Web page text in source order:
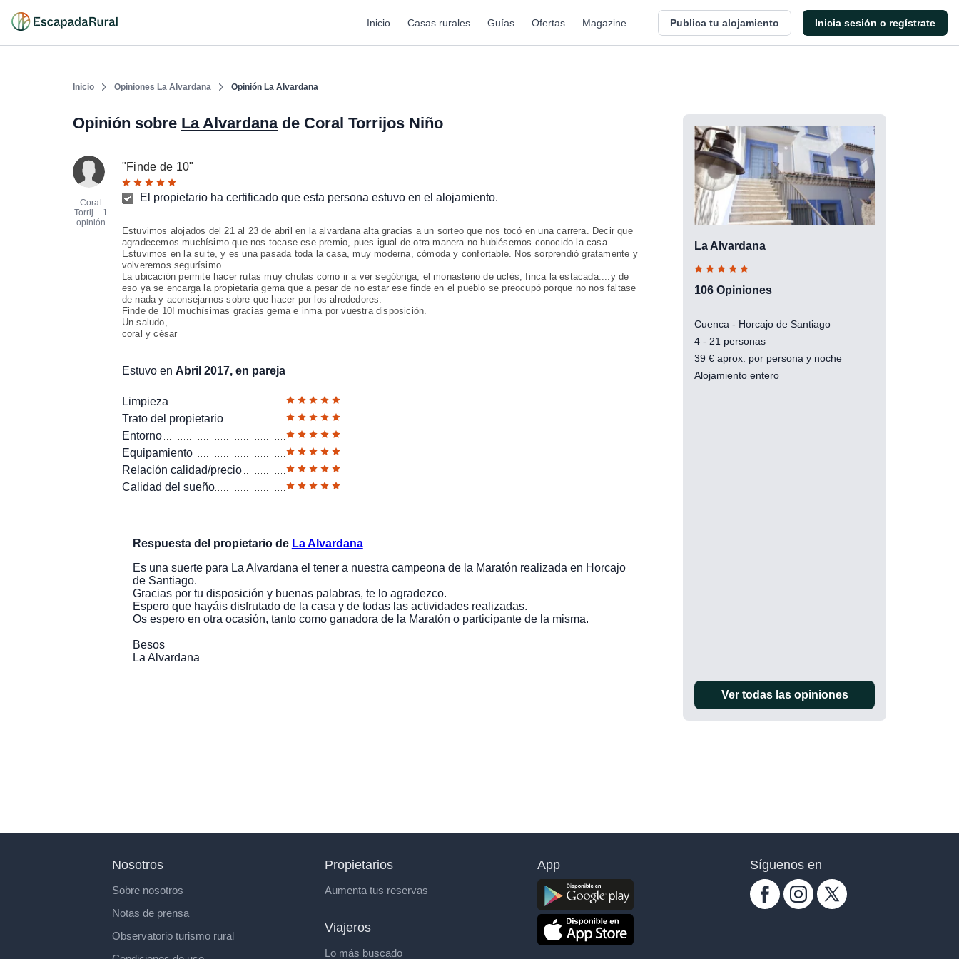
Inicio Casas rurales Guías Ofertas Magazine Publica tu alojamiento Inicia sesión o regístrate
Inicio Opiniones La Alvardana Opinión La Alvardana
Opinión sobre La Alvardanade Coral Torrijos Niño
Coral
Torrij... 1
opinión
"Finde de 10"
El propietario ha certificado que esta persona estuvo en el alojamiento.
Estuvimos alojados del 21 al 23 de abril en la alvardana alta gracias a un sorteo que nos tocó en una carrera. Decir que
agradecemos muchísimo que nos tocase ese premio, pues igual de otra manera no hubiésemos conocido la casa.
Estuvimos en la suite, y es una pasada toda la casa, muy moderna, cómoda y confortable. Nos sorprendió gratamente y
volveremos segurísimo.
La ubicación permite hacer rutas muy chulas como ir a ver segóbriga, el monasterio de uclés, finca la estacada....y de
eso ya se encarga la propietaria gema que a pesar de no estar ese finde en el pueblo se preocupó porque no nos faltase
de nada y aconsejarnos sobre que hacer por los alrededores.
Finde de 10! muchísimas gracias gema e inma por vuestra disposición.
Un saludo,
coral y césar
Estuvo en Abril 2017, en pareja
Limpieza
Trato del propietario
Entorno
Equipamiento
Relación calidad/precio
Calidad del sueño
Respuesta del propietario de La Alvardana
Es una suerte para La Alvardana el tener a nuestra campeona de la Maratón realizada en Horcajo
de Santiago.
Gracias por tu disposición y buenas palabras, te lo agradezco.
Espero que hayáis disfrutado de la casa y de todas las actividades realizadas.
Os espero en otra ocasión, tanto como ganadora de la Maratón o participante de la misma.
Besos
La Alvardana
La Alvardana
106 Opiniones
Cuenca - Horcajo de Santiago
4 - 21 personas
39 € aprox. por persona y noche
Alojamiento entero
Ver todas las opiniones
Nosotros
Sobre nosotros
Notas de prensa
Observatorio turismo rural
Propietarios
Aumenta tus reservas
Viajeros
Lo más buscado
App Síguenos en